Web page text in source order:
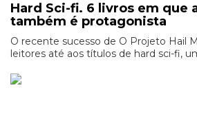
Hard Sci-fi. 6 livros em que
também é protagonista
O recente sucesso de O Projeto Hail
leitores até aos títulos de hard sci-fi,